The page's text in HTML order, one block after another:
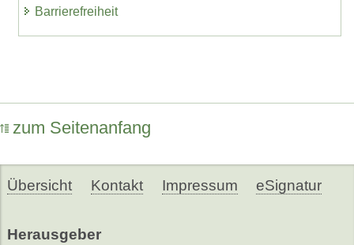
Barrierefreiheit
zum Seitenanfang
Übersicht Kontakt Impressum eSignatur
Herausgeber